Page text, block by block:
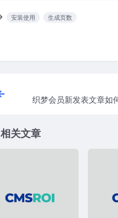
安装使用 生成页数
织梦会员新发表文章如
相关文章